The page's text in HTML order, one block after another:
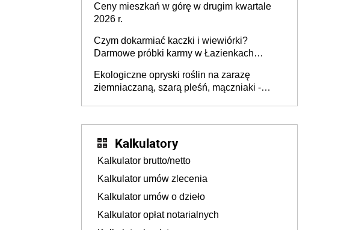
Ceny mieszkań w górę w drugim kwartale
2026 r.
Czym dokarmiać kaczki i wiewiórki?
Darmowe próbki karmy w Łazienkach
edukacyjna]
Ekologiczne opryski roślin na zarazę
ziemniaczaną, szarą pleśń, mączniaki -
Kalkulatory
Kalkulator brutto/netto
Kalkulator umów zlecenia
Kalkulator umów o dzieło
Kalkulator opłat notarialnych